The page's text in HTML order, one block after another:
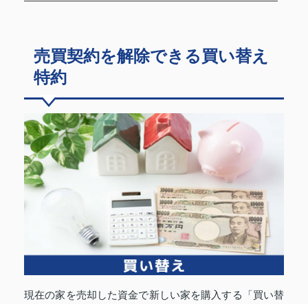
売買契約を解除できる買い替え
特約
現在の家を売却した資金で新しい家を購入する「買い替